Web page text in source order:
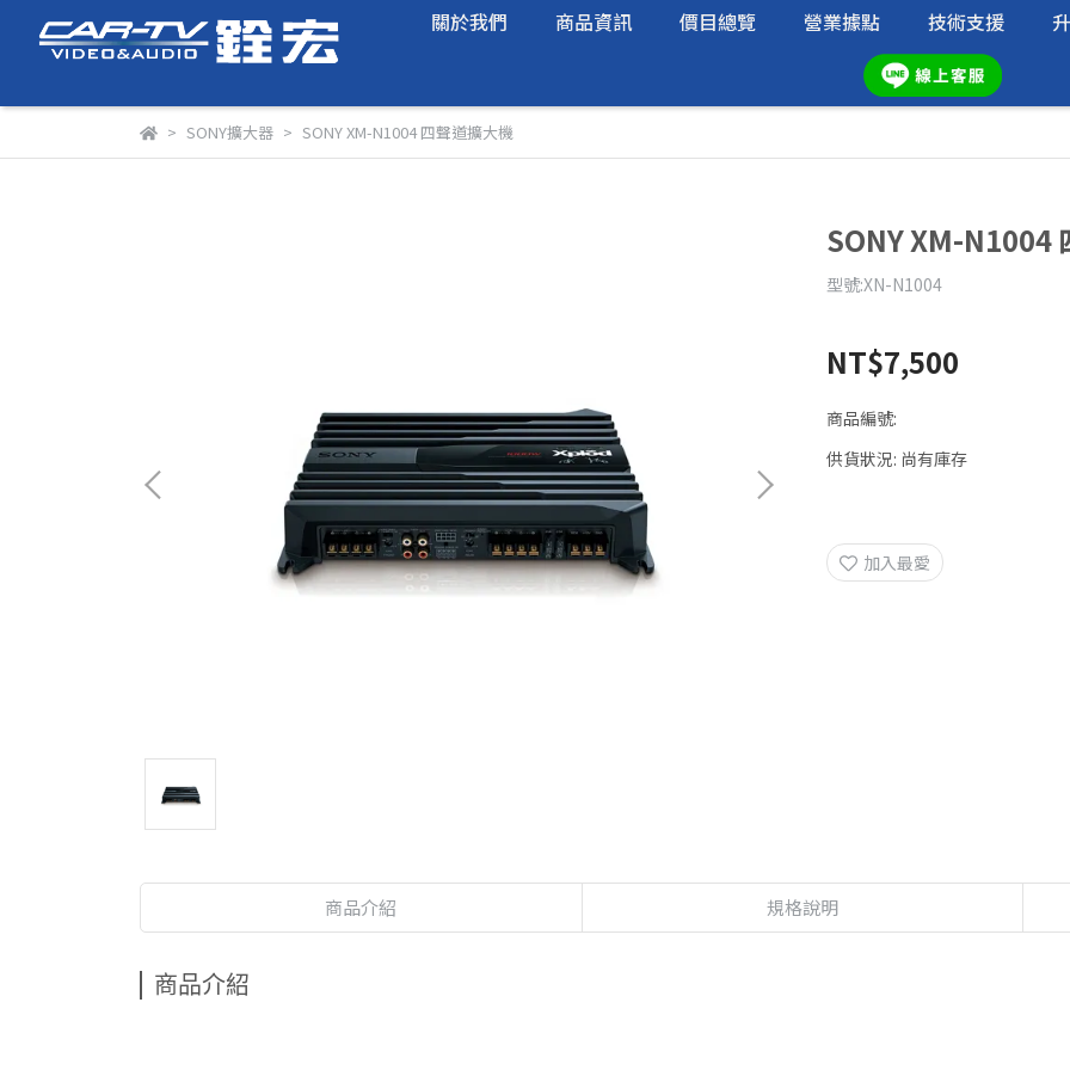
關於我們 商品資訊 價目總覽 營業據點 技術支援
SONY擴大器 SONY XM-N1004 四聲道擴大機
SONY XM-N1004
型號:XN-N1004
NT$7,500
商品編號:
供貨狀況: 尚有庫存
加入最愛
商品介紹 規格說明
商品介紹